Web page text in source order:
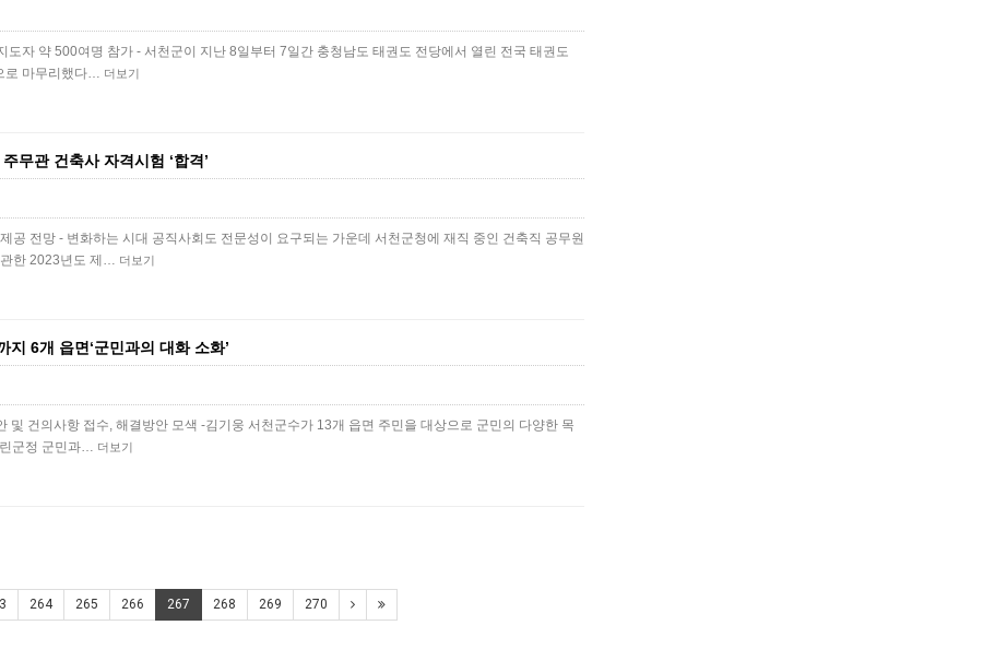
도자 약 500여명 참가 - 서천군이 지난 8일부터 7일간 충청남도 태권도 전당에서 열린 전국 태권도
로 마무리했다… 더보기
무관 건축사 자격시험 ‘합격’
공 전망 - 변화하는 시대 공직사회도 전문성이 요구되는 가운데 서천군청에 재직 중인 건축직 공무원
한 2023년도 제… 더보기
지 6개 읍면‘군민과의 대화 소화’
및 건의사항 접수, 해결방안 모색 -김기웅 서천군수가 13개 읍면 주민을 대상으로 군민의 다양한 목
군정 군민과… 더보기
264 265 266 267 268 269 270